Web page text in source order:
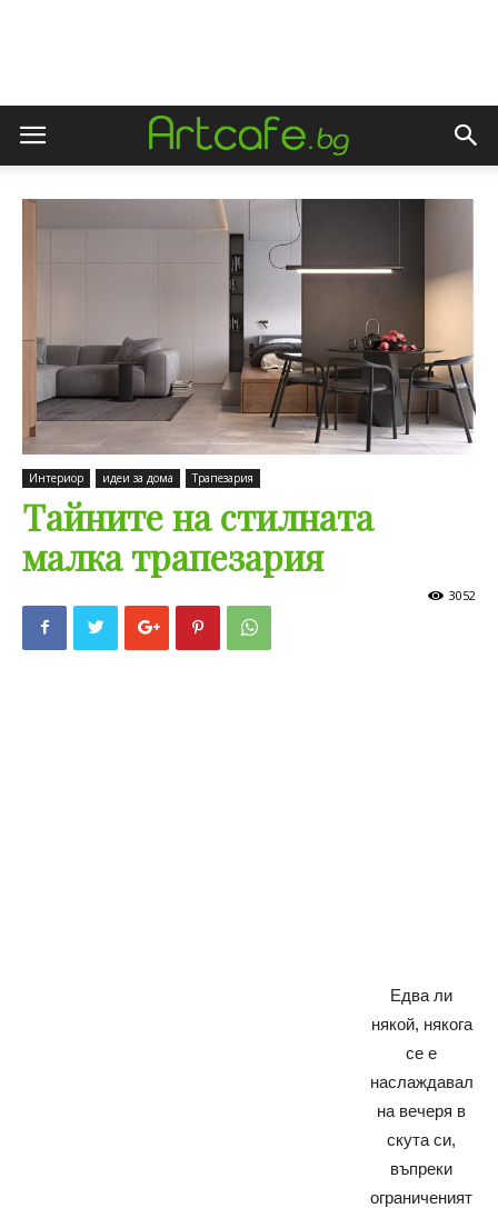
Интериор идеи за дома Трапезария
Тайните на стилната
малка трапезария
3052
Едва ли
някой, някога
се е
наслаждавал
на вечеря в
скута си,
въпреки
ограниченият